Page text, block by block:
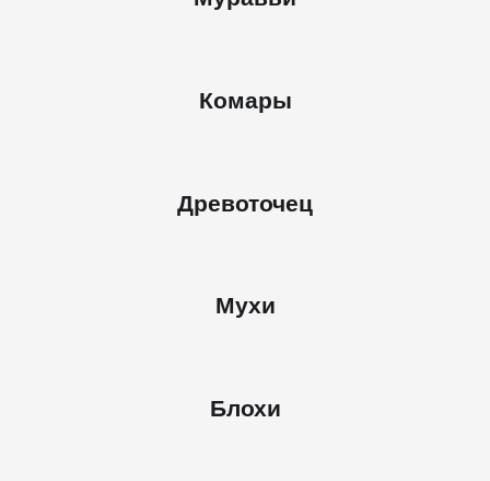
Комары
Древоточец
Мухи
Блохи